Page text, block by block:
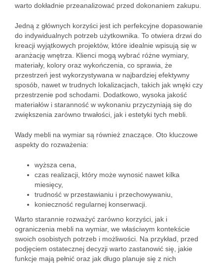
warto dokładnie przeanalizować przed dokonaniem zakupu.
Jedną z głównych korzyści jest ich perfekcyjne dopasowanie
do indywidualnych potrzeb użytkownika. To otwiera drzwi do
kreacji wyjątkowych projektów, które idealnie wpisują się w
aranżację wnętrza. Klienci mogą wybrać różne wymiary,
materiały, kolory oraz wykończenia, co sprawia, że
przestrzeń jest wykorzystywana w najbardziej efektywny
sposób, nawet w trudnych lokalizacjach, takich jak wnęki czy
przestrzenie pod schodami. Dodatkowo, wysoka jakość
materiałów i staranność w wykonaniu przyczyniają się do
zwiększenia zarówno trwałości, jak i estetyki tych mebli.
Wady mebli na wymiar są również znaczące. Oto kluczowe
aspekty do rozważenia:
wyższa cena,
czas realizacji, który może wynosić nawet kilka
miesięcy,
trudność w przestawianiu i przechowywaniu,
konieczność regularnej konserwacji.
Warto starannie rozważyć zarówno korzyści, jak i
ograniczenia mebli na wymiar, we właściwym kontekście
swoich osobistych potrzeb i możliwości. Na przykład, przed
podjęciem ostatecznej decyzji warto zastanowić się, jakie
funkcje mają pełnić oraz jak długo planuje się z nich